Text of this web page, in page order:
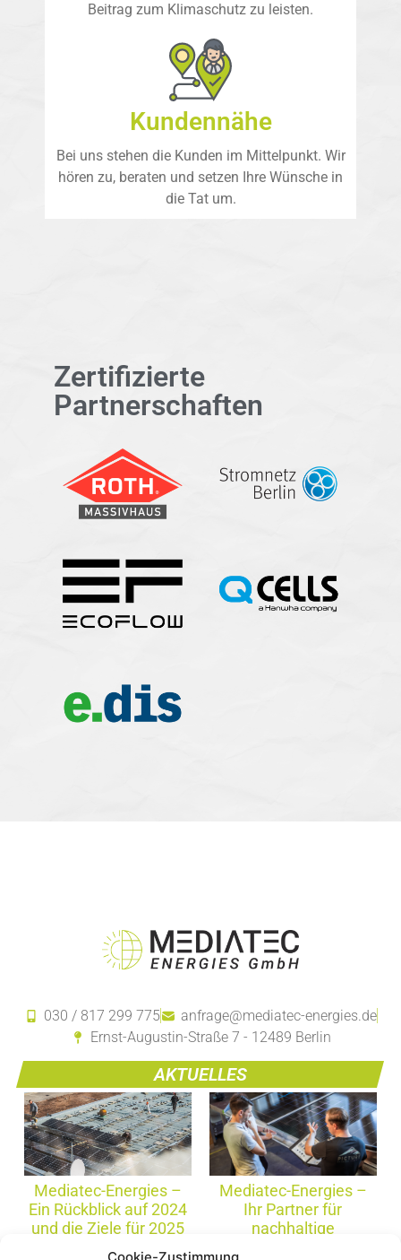
Beitrag zum Klimaschutz zu leisten.
Kundennähe
Bei uns stehen die Kunden im Mittelpunkt. Wir
hören zu, beraten und setzen Ihre Wünsche in
die Tat um.
Zertifizierte
Partnerschaften
030 / 817 299 775
anfrage@mediatec-energies.de
Ernst-Augustin-Straße 7 - 12489 Berlin
AKTUELLES
Mediatec-Energies –
Ein Rückblick auf 2024
und die Ziele für 2025
Mehr erfahren
Mediatec-Energies –
Ihr Partner für
nachhaltige